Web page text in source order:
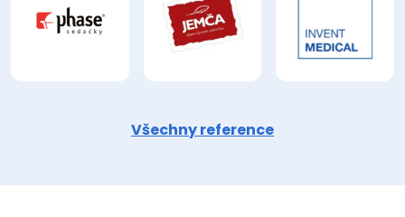
Všechny reference